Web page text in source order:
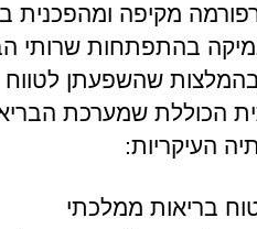
מקיפה ומהפכנית
בהתפתחות שרותי
שהשפעתן לטווח
הכוללת שמערכת
העיקריות:
בריאות ממלכתי